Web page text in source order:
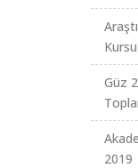
Kursu
Güz
2019